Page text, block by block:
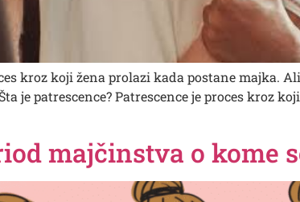
kroz koji žena prolazi kada postane majka.
je patrescence? Patrescence je proces kroz
majčinstva o kome